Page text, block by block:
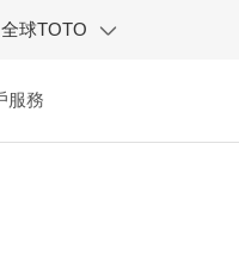
全球TOTO
服務